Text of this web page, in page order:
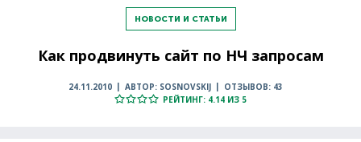
НОВОСТИ И СТАТЬИ
Как продвинуть сайт по НЧ запросам
24.11.2010 АВТОР: SOSNOVSKIJ
ОТЗЫВОВ: 43
РЕЙТИНГ: 4.14 ИЗ 5